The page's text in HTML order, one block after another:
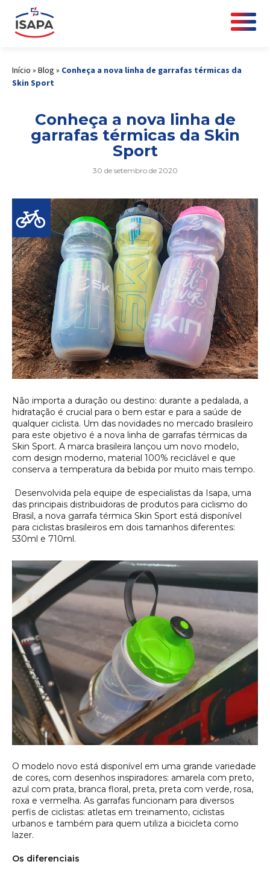
Início » Blog » Conheça a nova linha de garrafas térmicas da
Skin Sport
Conheça a nova linha de
garrafas térmicas da Skin
Sport
30 de setembro de 2020
Não importa a duração ou destino: durante a pedalada, a
hidratação é crucial para o bem estar e para a saúde de
qualquer ciclista. Um das novidades no mercado brasileiro
para este objetivo é a nova linha de garrafas térmicas da
Skin Sport. A marca brasileira lançou um novo modelo,
com design moderno, material 100% reciclável e que
conserva a temperatura da bebida por muito mais tempo.
Desenvolvida pela equipe de especialistas da Isapa, uma
das principais distribuidoras de produtos para ciclismo do
Brasil, a nova garrafa térmica Skin Sport está disponível
para ciclistas brasileiros em dois tamanhos diferentes:
530ml e 710ml.
O modelo novo está disponível em uma grande variedade
de cores, com desenhos inspiradores: amarela com preto,
azul com prata, branca floral, preta, preta com verde, rosa,
roxa e vermelha. As garrafas funcionam para diversos
perfis de ciclistas: atletas em treinamento, ciclistas
urbanos e também para quem utiliza a bicicleta como
lazer.
Os diferenciais